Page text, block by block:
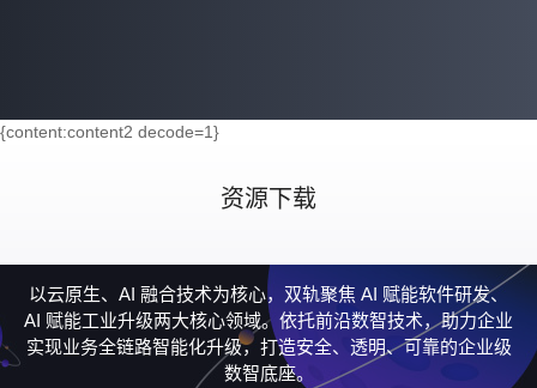
{content:content2 decode=1}
资源下载
以云原生、AI 融合技术为核心，双轨聚焦 AI 赋能软件研发、
AI 赋能工业升级两大核心领域。依托前沿数智技术，助力企业
实现业务全链路智能化升级，打造安全、透明、可靠的企业级
数智底座。